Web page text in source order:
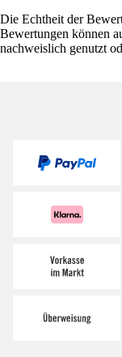
Die Echtheit der
Bewertungen können
nachweislich genutzt